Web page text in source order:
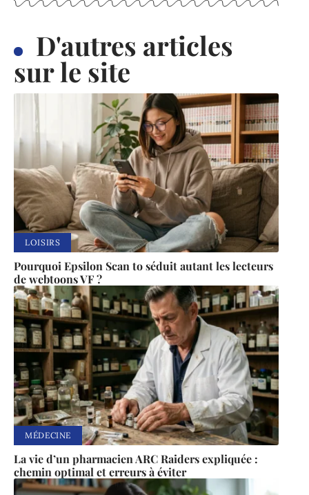
D'autres articles
sur le site
LOISIRS
Pourquoi Epsilon Scan to séduit autant les lecteurs
de webtoons VF ?
MÉDECINE
La vie d’un pharmacien ARC Raiders expliquée :
chemin optimal et erreurs à éviter